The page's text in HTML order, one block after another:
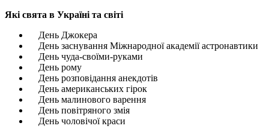
Які свята в Україні та світі
День Джокера
День заснування Міжнародної академії астронавтики
День чуда-своїми-руками
День рому
День розповідання анекдотів
День американських гірок
День малинового варення
День повітряного змія
День чоловічої краси